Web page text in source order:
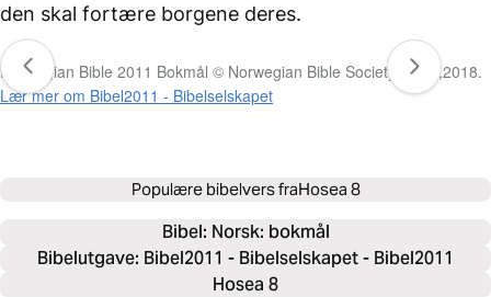
den skal fortære borgene deres.
Norwegian Bible 2011 Bokmål © Norwegian Bible Society, 2011,2018.
Lær mer om Bibel2011 - Bibelselskapet
Populære bibelvers fraHosea 8
Bibel: Norsk: bokmål
Bibelutgave: Bibel2011 - Bibelselskapet - Bibel2011
Hosea 8